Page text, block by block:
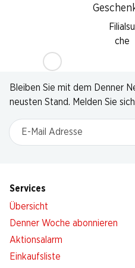
Filialsu
che
Newsletter
Bleiben Sie mit dem Denner
neusten Stand. Melden Sie
E-Mail Adresse
Services
Übersicht
Denner Woche abonnieren
Aktionsalarm
Einkaufsliste